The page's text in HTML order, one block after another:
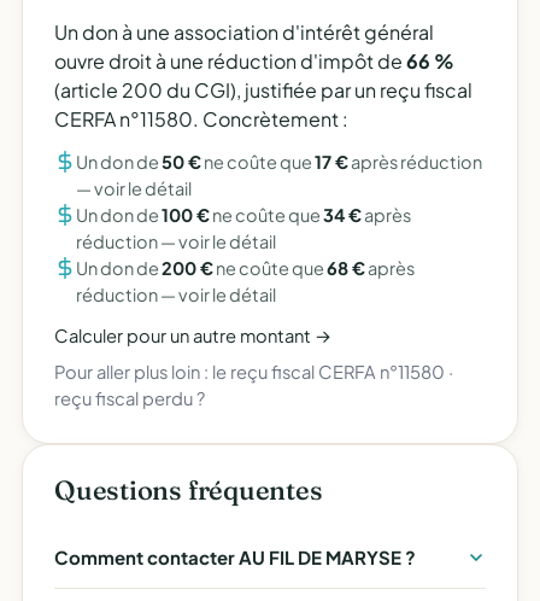
Un don à une association d'intérêt général
ouvre droit à une réduction d'impôt de66 %
(article 200 du CGI), justifiée par un reçu fiscal
CERFA n°11580. Concrètement :
Un don de50 €ne coûte que17 €après réduction
—voir le détail
Un don de100 €ne coûte que34 €après
réduction —voir le détail
Un don de200 €ne coûte que68 €après
réduction —voir le détail
Calculer pour un autre montant →
Pour aller plus loin : le reçu fiscal CERFA n°11580 ·
reçu fiscal perdu ?
Questions fréquentes
Comment contacter AU FIL DE MARYSE ?